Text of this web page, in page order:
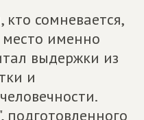
кто сомневается,
именно
выдержки из
и
подготовленного